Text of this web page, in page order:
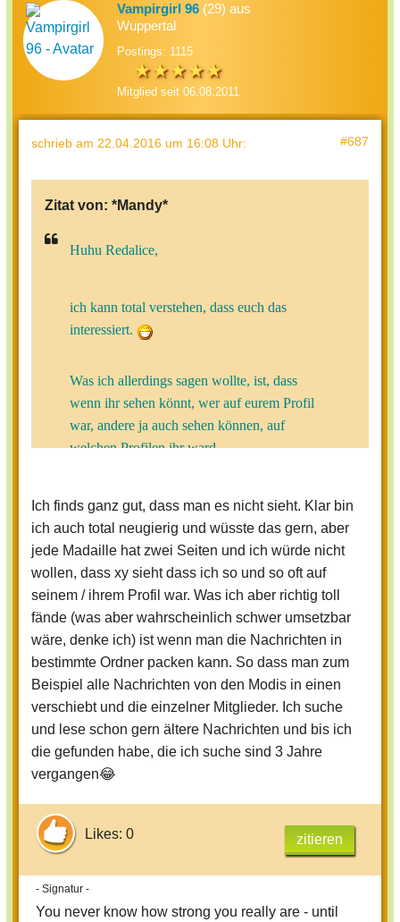
Vampirgirl 96 (29) aus
Wuppertal
Postings: 1115
Mitglied seit 06.08.2011
schrieb am 22.04.2016 um 16:08 Uhr: #687
Zitat von: *Mandy*
Huhu Redalice,
ich kann total verstehen, dass euch das
interessiert.
Was ich allerdings sagen wollte, ist, dass
wenn ihr sehen könnt, wer auf eurem Profil
war, andere ja auch sehen können, auf
welchen Profilen ihr ward.
Was meinen die anderen dazu?
Sonntägliche Grüße
Mandy
Ich finds ganz gut, dass man es nicht sieht. Klar bin
ich auch total neugierig und wüsste das gern, aber
jede Madaille hat zwei Seiten und ich würde nicht
wollen, dass xy sieht dass ich so und so oft auf
seinem / ihrem Profil war. Was ich aber richtig toll
fände (was aber wahrscheinlich schwer umsetzbar
wäre, denke ich) ist wenn man die Nachrichten in
bestimmte Ordner packen kann. So dass man zum
Beispiel alle Nachrichten von den Modis in einen
verschiebt und die einzelner Mitglieder. Ich suche
und lese schon gern ältere Nachrichten und bis ich
die gefunden habe, die ich suche sind 3 Jahre
vergangen😂
Likes: 0 zitieren
- Signatur -
You never know how strong you really are - until